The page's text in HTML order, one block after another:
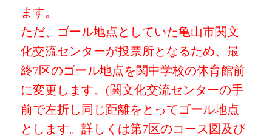
ます。
ただ、ゴール地点としていた亀山市関文
化交流センターが投票所となるため、最
終7区のゴール地点を関中学校の体育館前
に変更します。(関文化交流センターの手
前で左折し同じ距離をとってゴール地点
とします。詳しくは第7区のコース図及び